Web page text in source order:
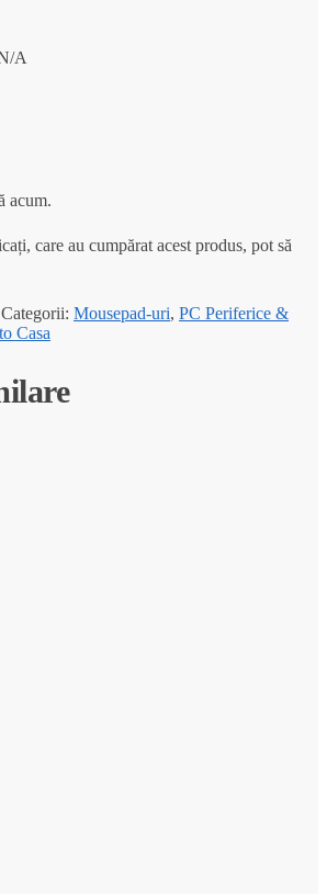
A
acum.
care au cumpărat acest produs, pot să
Categorii: Mousepad-uri, PC Periferice &
Casa